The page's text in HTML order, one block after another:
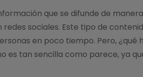
que se difunde de
sociales. Este tipo de
en poco tiempo. Pero, ¿qué
es tan sencilla como parece, ya